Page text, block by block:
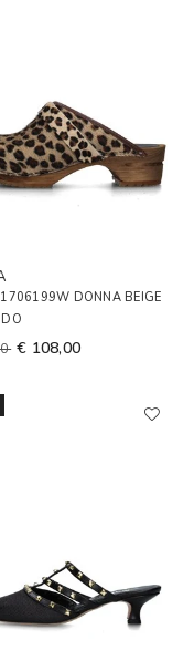
DONNA BEIGE
€ 108,00